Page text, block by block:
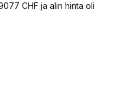
CHF ja alin hinta oli